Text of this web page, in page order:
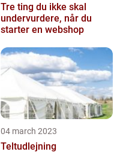
Tre ting du ikke skal
undervurdere, når du
starter en webshop
04 march 2023
Teltudlejning